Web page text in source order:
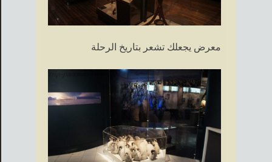
معرض يجعلك تشعر بتاريخ الرحلة